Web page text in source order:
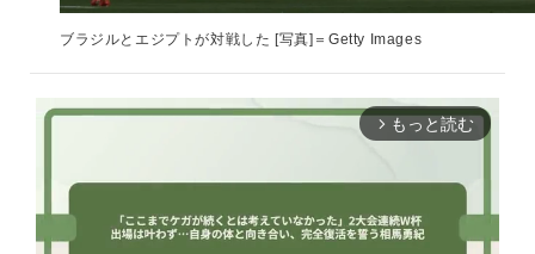
ブラジルとエジプトが対戦した [写真]＝Getty Images
arrow_forward_ios もっと読む